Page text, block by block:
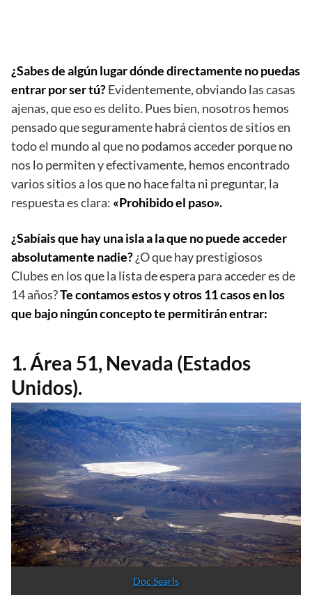
¿Sabes de algún lugar dónde directamente no puedas
entrar por ser tú?Evidentemente, obviando las casas
ajenas, que eso es delito. Pues bien, nosotros hemos
pensado que seguramente habrá cientos de sitios en
todo el mundo al que no podamos acceder porque no
nos lo permiten y efectivamente, hemos encontrado
varios sitios a los que no hace falta ni preguntar, la
respuesta es clara: «Prohibido el paso».
¿Sabíais que hay una isla a la que no puede acceder
absolutamente nadie?¿O que hay prestigiosos
Clubes en los que la lista de espera para acceder es de
14 años?Te contamos estos y otros 11 casos en los
que bajo ningún concepto te permitirán entrar:
1. Área 51, Nevada (Estados
Unidos).
Doc Searls